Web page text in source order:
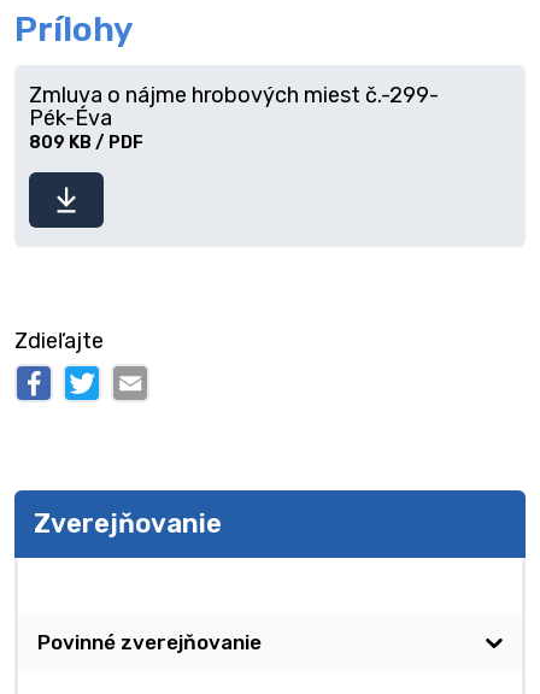
Prílohy
súbor
Zmluva o nájme hrobových miest č.-299-
Pék-Éva
809 KB / PDF
Zdieľajte
Zverejňovanie
Povinné zverejňovanie